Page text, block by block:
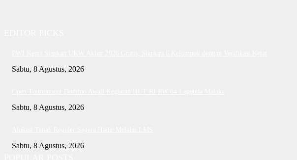
Sabtu, 8 Agustus, 2026
Sabtu, 8 Agustus, 2026
Sabtu, 8 Agustus, 2026